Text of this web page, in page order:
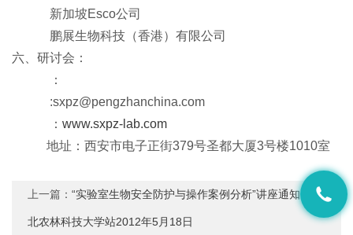
新加坡Esco公司
鹏展生物科技（香港）有限公司
六、研讨会：
：
:sxpz@pengzhanchina.com
：www.sxpz-lab.com
地址：西安市电子正街379号圣都大厦3号楼1010室
上一篇：“实验室生物安全防护与操作案例分析”讲座通知－西
北农林科技大学站2012年5月18日